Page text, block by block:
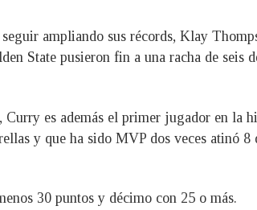
ampliando sus récords, Klay
State pusieron fin a una racha de seis
es además el primer jugador en la
y que ha sido MVP dos veces atinó
30 puntos y décimo con 25 o más.